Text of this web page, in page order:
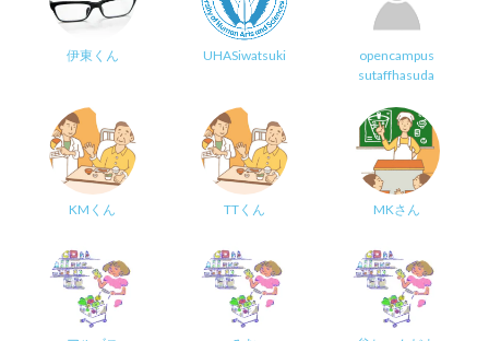
伊東くん UHASiwatsuki
opencampus
sutaffhasuda
KMくん TTくん MKさん